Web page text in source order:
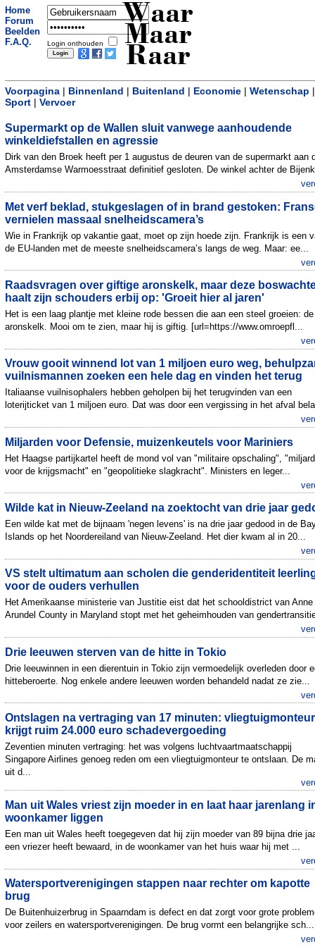
Home
Forum
Beelden
F.A.Q.
Login onthouden
Waar
Maar
Raar
Voorpagina | Binnenland | Buitenland | Economie | Wetenschap |
Sport | Vervoer
Supermarkt op de Wallen sluit vanwege aanhoudende
winkeldiefstallen en agressie
Dirk van den Broek heeft per 1 augustus de deuren van de supermarkt aan
Amsterdamse Warmoesstraat definitief gesloten. De winkel achter de
Met verf beklad, stukgeslagen of in brand gestoken:
vernielen massaal snelheidscamera’s
Wie in Frankrijk op vakantie gaat, moet op zijn hoede zijn. Frankrijk is een
de EU-landen met de meeste snelheidscamera’s langs de weg. Maar: ee...
Raadsvragen over giftige aronskelk, maar deze
haalt zijn schouders erbij op: 'Groeit hier al jaren'
Het is een laag plantje met kleine rode bessen die aan een steel groeien: de
aronskelk. Mooi om te zien, maar hij is giftig. [url=https://www.omroepfl...
Vrouw gooit winnend lot van 1 miljoen euro weg,
vuilnismannen zoeken een hele dag en vinden het terug
Italiaanse vuilnisophalers hebben geholpen bij het terugvinden van een
loterijticket van 1 miljoen euro. Dat was door een vergissing in het afval
Miljarden voor Defensie, muizenkeutels voor Mariniers
Het Haagse partijkartel heeft de mond vol van "militaire opschaling",
voor de krijgsmacht" en "geopolitieke slagkracht". Ministers en leger...
Wilde kat in Nieuw-Zeeland na zoektocht van drie jaar
Een wilde kat met de bijnaam 'negen levens' is na drie jaar gedood in de
Islands op het Noordereiland van Nieuw-Zeeland. Het dier kwam al in 20...
VS stelt ultimatum aan scholen die genderidentiteit
voor de ouders verhullen
Het Amerikaanse ministerie van Justitie eist dat het schooldistrict van Anne
Arundel County in Maryland stopt met het geheimhouden van
Drie leeuwen sterven van de hitte in Tokio
Drie leeuwinnen in een dierentuin in Tokio zijn vermoedelijk overleden door
hitteberoerte. Nog enkele andere leeuwen worden behandeld nadat ze zie...
Ontslagen na vertraging van 17 minuten: vliegtuigmonteur
krijgt ruim 24.000 euro schadevergoeding
Zeventien minuten vertraging: het was volgens luchtvaartmaatschappij
Singapore Airlines genoeg reden om een vliegtuigmonteur te ontslaan. De
uit d...
Man uit Wales vriest zijn moeder in en laat haar jarenlang
woonkamer liggen
Een man uit Wales heeft toegegeven dat hij zijn moeder van 89 bijna drie
een vriezer heeft bewaard, in de woonkamer van het huis waar hij met ...
Watersportverenigingen stappen naar rechter om kapotte
brug
De Buitenhuizerbrug in Spaarndam is defect en dat zorgt voor grote
voor zeilers en watersportverenigingen. De brug vormt een belangrijke sch...